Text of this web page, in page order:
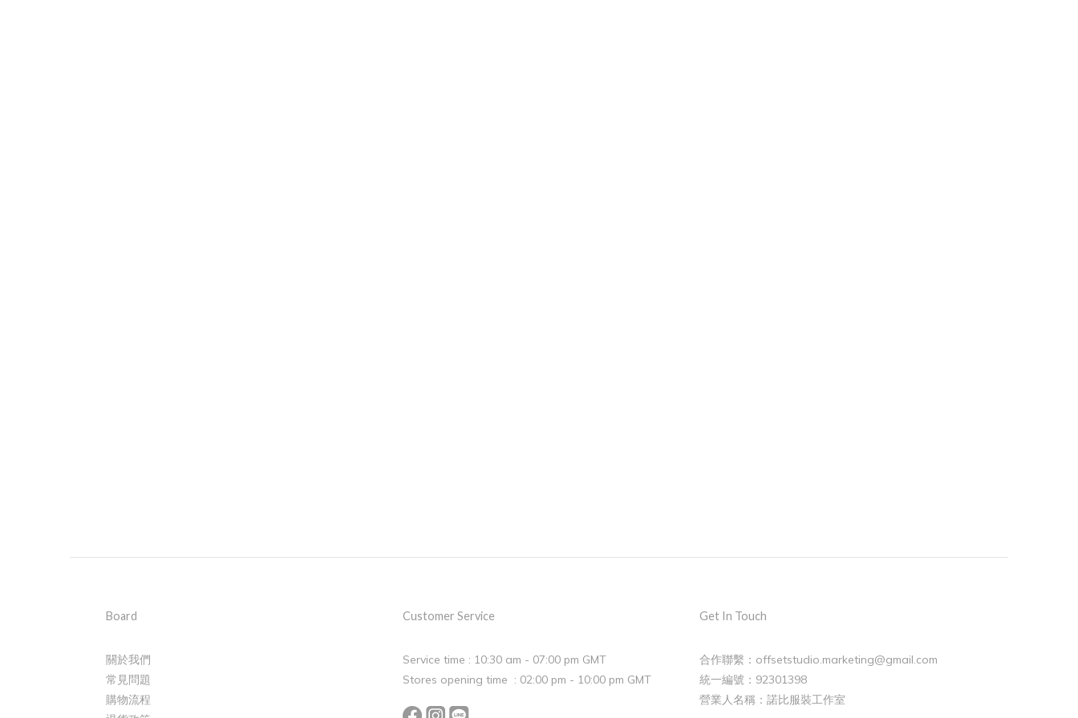
Board
關於我們
常見問題
購物流程
Customer Service
Service time : 10:30 am - 07:00 pm GMT
Stores opening time : 02:00 pm - 10:00 pm GMT
Get In Touch
合作聯繫：offsetstudio.marketing@gmail.com
統一編號：92301398
營業人名稱：諾比服裝工作室